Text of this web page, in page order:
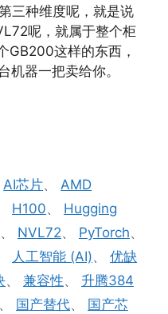
三种维度呢，就是说
呢，就属于整个柜
GB200这样的东西，
机器一把卖给你。
AI芯片、AMD
H100、 Hugging
、 NVL72、 PyTorch、
人工智能 (AI)、 优缺
、 兼容性、 升腾384
、 国产替代、 国产芯